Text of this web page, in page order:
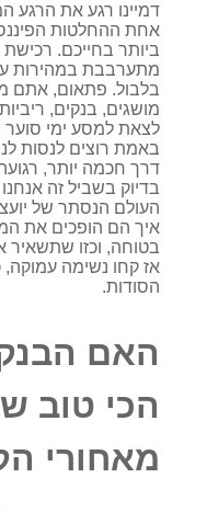
דמיינו רגע את
אחת ההחלטות
ביותר בחייכם.
מתערבבת במהירות
בלבול. פתאום, אתם
מושגים, בנקים,
לצאת למסע ימי
באמת רוצים לנסות
דרך חכמה יותר,
בדיוק בשביל זה
העולם הנסתר של
איך הם הופכים את
בטוחה, וכזו שתשאיר
אז קחו נשימה עמוקה,
הסודות.
האם
הכי טוב
מאחורי